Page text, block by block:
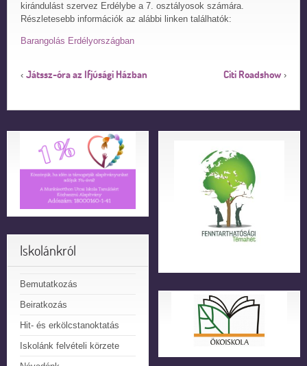
kirándulást szervez Erdélybe a 7. osztályosok számára.
Részletesebb információk az alábbi linken találhatók:
Barangolás Erdélyországban
‹ Játssz-óra az Ifjúsági Házban Citi Roadshow›
Iskolánkról
Bemutatkozás
Beiratkozás
Hit- és erkölcstanoktatás
Iskolánk felvételi körzete